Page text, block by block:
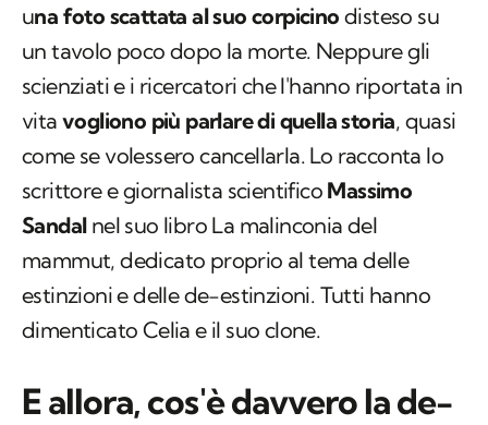
una foto scattata al suo corpicino disteso su
un tavolo poco dopo la morte. Neppure gli
scienziati e i ricercatori che l'hanno riportata in
vita vogliono più parlare di quella storia, quasi
come se volessero cancellarla. Lo racconta lo
scrittore e giornalista scientifico Massimo
Sandalnel suo libro La malinconia del
mammut, dedicato proprio al tema delle
estinzioni e delle de-estinzioni. Tutti hanno
dimenticato Celia e il suo clone.
E allora, cos'è davvero la de-